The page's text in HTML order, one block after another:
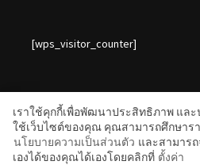
[wps_visitor_counter]
นโยบายความเป็นส่วนตัวของข้อมูล
เราใช้คุกกี้เพื่อพัฒนาประสิทธิภาพ แล
ใช้เว็บไซต์ของคุณ คุณสามารถศึกษาร
นโยบายความเป็นส่วนตัว และสามาร
เองได้ของคุณได้เองโดยคลิกที่ ตั้งค่า